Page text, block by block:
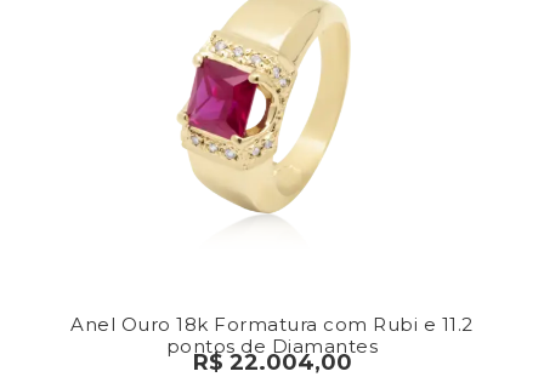
Anel Ouro 18k Formatura com Rubi e 11.2
pontos de Diamantes
R$ 22.004,00